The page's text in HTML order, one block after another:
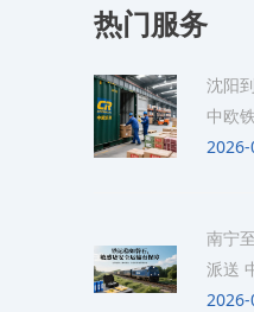
热门服务
沈阳
中欧
南宁
派送